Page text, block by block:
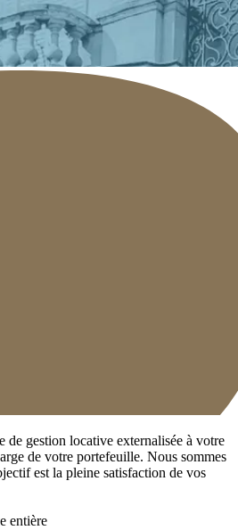
de gestion locative externalisée à votre
de votre portefeuille. Nous sommes
est la pleine satisfaction de vos
entière